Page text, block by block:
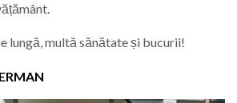
lungă, multă sănătate și bucurii!